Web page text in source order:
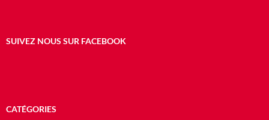
SUIVEZ NOUS SUR FACEBOOK
CATÉGORIES